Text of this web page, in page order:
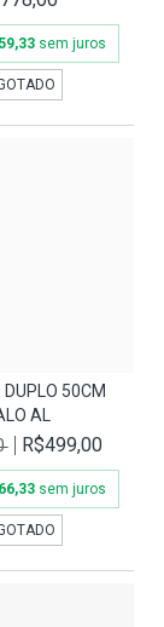
sem juros
DUPLO 50CM
AL
R$499,00
sem juros